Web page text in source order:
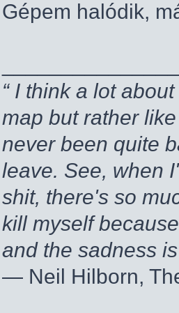
Gépem halódik,
“ I think a lot
map but rather
never been quite
leave. See, when
shit, there's so
kill myself
and the sadness
― Neil Hilborn,